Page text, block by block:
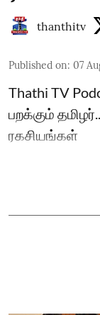
thanthitv
Published on: 07
Thathi TV
பறக்கும்
ரகசியங்கள்